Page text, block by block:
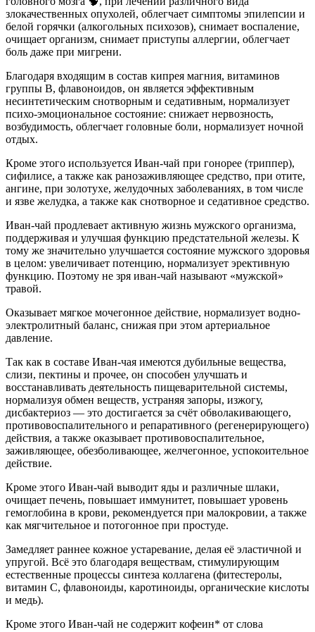
злокачественных опухолей, облегчает симптомы эпилепсии и
белой горячки (алкогольных психозов), снимает воспаление,
очищает организм, снимает приступы аллергии, облегчает
боль даже при мигрени.
Благодаря входящим в состав кипрея магния, витаминов
группы В, флавоноидов, он является эффективным
несинтетическим снотворным и седативным, нормализует
психо-эмоциональное состояние: снижает нервозность,
возбудимость, облегчает головные боли, нормализует ночной
отдых.
Кроме этого используется Иван-чай при гонорее (триппер),
сифилисе, а также как ранозаживляющее средство, при отите,
ангине, при золотухе, желудочных заболеваниях, в том числе
и язве желудка, а также как снотворное и седативное средство.
Иван-чай продлевает активную жизнь мужского организма,
поддерживая и улучшая функцию предстательной железы. К
тому же значительно улучшается состояние мужского здоровья
в целом: увеличивает потенцию, нормализует эрективную
функцию. Поэтому не зря иван-чай называют «мужской»
травой.
Оказывает мягкое мочегонное действие, нормализует водно-
электролитный баланс, снижая при этом артериальное
давление.
Так как в составе Иван-чая имеются дубильные вещества,
слизи, пектины и прочее, он способен улучшать и
восстанавливать деятельность пищеварительной системы,
нормализуя обмен веществ, устраняя запоры, изжогу,
дисбактериоз — это достигается за счёт обволакивающего,
противовоспалительного и репаративного (регенерирующего)
действия, а также оказывает противовоспалительное,
заживляющее, обезболивающее, желчегонное, успокоительное
действие.
Кроме этого Иван-чай выводит яды и различные шлаки,
очищает печень, повышает иммунитет, повышает уровень
гемоглобина в крови, рекомендуется при малокровии, а также
как мягчительное и потогонное при простуде.
Замедляет раннее кожное устаревание, делая её эластичной и
упругой. Всё это благодаря веществам, стимулирующим
естественные процессы синтеза коллагена (фитестеролы,
витамин С, флавоноиды, каротиноиды, органические кислоты
и медь).
Кроме этого Иван-чай не содержит кофеин* от слова